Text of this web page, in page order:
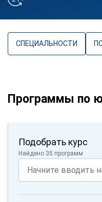
СПЕЦИАЛЬНОСТИ
Программы по
Подобрать курс
Найдено 35 программ